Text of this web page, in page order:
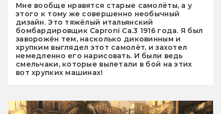
Мне вообще нравятся старые самолёты, а у
этого к тому же совершенно необычный
дизайн. Это тяжёлый итальянский
бомбардировщик Caproni Ca.3 1916 года. Я был
заворожён тем, насколько диковинным и
хрупким выглядел этот самолёт, и захотел
немедленно его нарисовать. И были ведь
смельчаки, которые вылетали в бой на этих
вот хрупких машинах!